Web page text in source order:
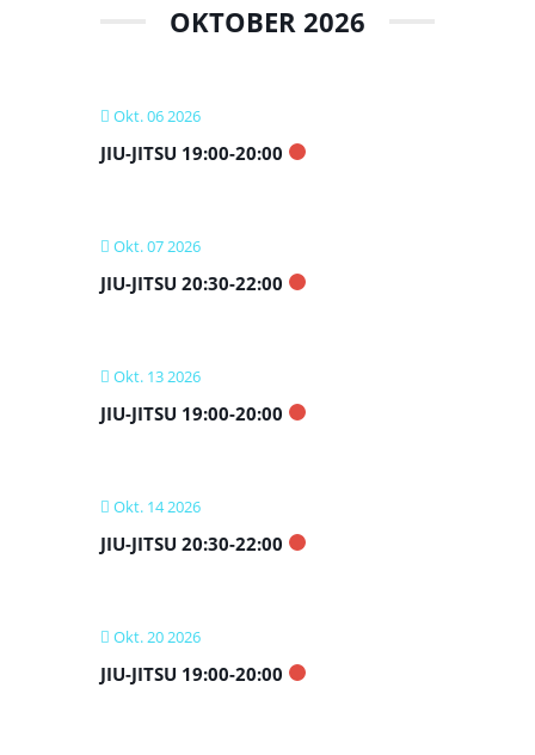
OKTOBER 2026
Okt. 06 2026
JIU-JITSU 19:00-20:00
Okt. 07 2026
JIU-JITSU 20:30-22:00
Okt. 13 2026
JIU-JITSU 19:00-20:00
Okt. 14 2026
JIU-JITSU 20:30-22:00
Okt. 20 2026
JIU-JITSU 19:00-20:00